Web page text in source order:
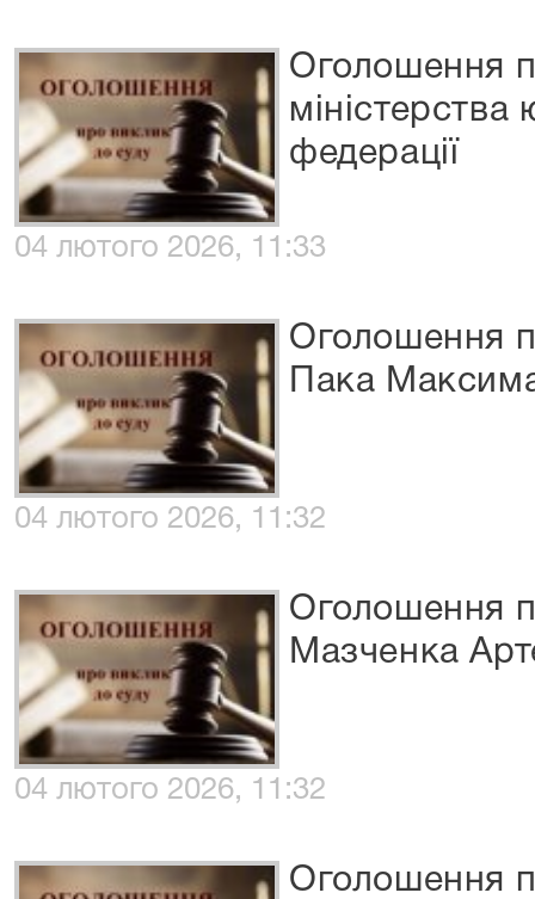
Оголошення
міністерства
федерації
04 лютого 2026, 11:33
Оголошення
Пака
04 лютого 2026, 11:32
Оголошення
Мазченка
04 лютого 2026, 11:32
Оголошення